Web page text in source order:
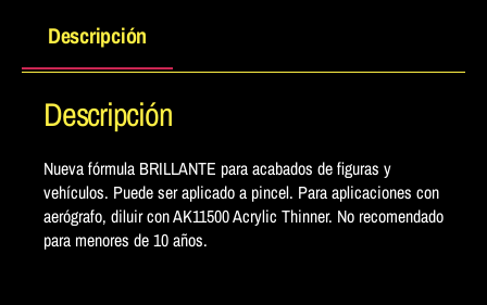
Descripción
Descripción
Nueva fórmula BRILLANTE para acabados de figuras y
vehículos. Puede ser aplicado a pincel. Para aplicaciones con
aerógrafo, diluir con AK11500 Acrylic Thinner. No recomendado
para menores de 10 años.